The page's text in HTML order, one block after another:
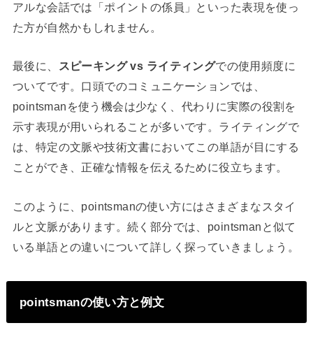
アルな会話では「ポイントの係員」といった表現を使っ
た方が自然かもしれません。
最後に、 スピーキング vs ライティングでの使用頻度に
ついてです。口頭でのコミュニケーションでは、
pointsmanを使う機会は少なく、代わりに実際の役割を
示す表現が用いられることが多いです。ライティングで
は、特定の文脈や技術文書においてこの単語が目にする
ことができ、正確な情報を伝えるために役立ちます。
このように、pointsmanの使い方にはさまざまなスタイ
ルと文脈があります。続く部分では、pointsmanと似て
いる単語との違いについて詳しく探っていきましょう。
pointsmanの使い方と例文